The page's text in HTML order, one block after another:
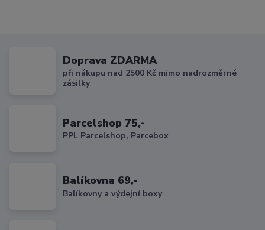
Doprava ZDARMA
při nákupu nad 2500 Kč mimo nadrozměrné
zásilky
Parcelshop 75,-
PPL Parcelshop, Parcebox
Balíkovna 69,-
Balíkovny a výdejní boxy